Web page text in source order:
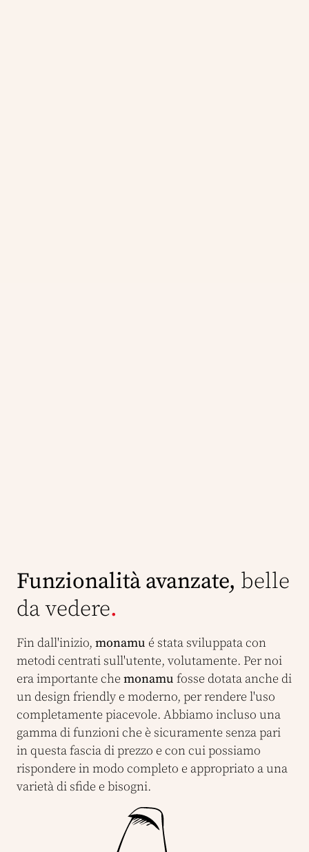
Funzionalità avanzate, belle
da vedere.
Fin dall'inizio, monamu é stata sviluppata con
metodi centrati sull'utente, volutamente. Per noi
era importante chemonamu fosse dotata anche di
un design friendly e moderno, per rendere l'uso
completamente piacevole. Abbiamo incluso una
gamma di funzioni che è sicuramente senza pari
in questa fascia di prezzo e con cui possiamo
rispondere in modo completo e appropriato a una
varietà di sfide e bisogni.